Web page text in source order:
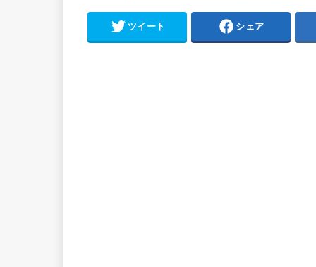
ツイート シェア